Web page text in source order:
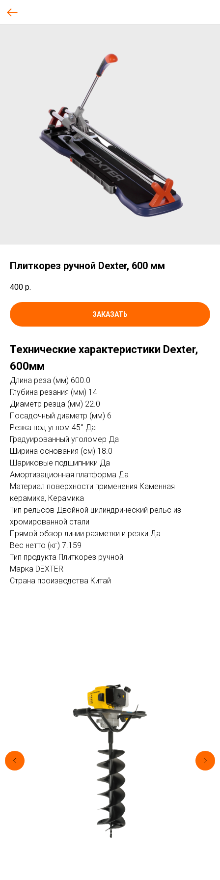
Плиткорез ручной Dexter, 600 мм
400 р.
ЗАКАЗАТЬ
Технические характеристики Dexter,
600мм
Длина реза (мм) 600.0
Глубина резания (мм) 14
Диаметр резца (мм) 22.0
Посадочный диаметр (мм) 6
Резка под углом 45° Да
Градуированный уголомер Да
Ширина основания (см) 18.0
Шариковые подшипники Да
Амортизационная платформа Да
Материал поверхности применения Каменная
керамика, Керамика
Тип рельсов Двойной цилиндрический рельс из
хромированной стали
Прямой обзор линии разметки и резки Да
Вес нетто (кг) 7.159
Тип продукта Плиткорез ручной
Марка DEXTER
Страна производства Китай